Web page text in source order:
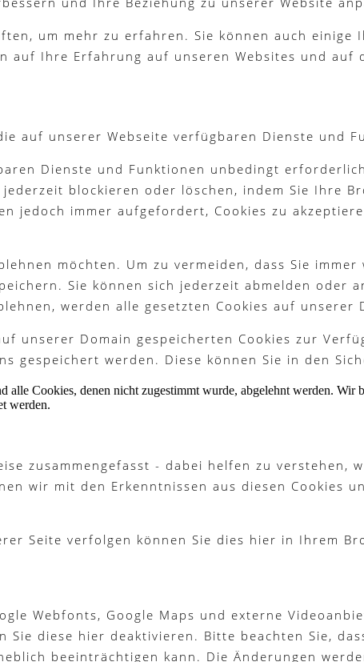
um mehr zu erfahren. Sie können auch einige
auf Ihre Erfahrung auf unseren Websites und auf
auf unserer Webseite verfügbaren Dienste und
Dienste und Funktionen unbedingt
blockieren oder löschen, indem Sie Ihre
jedoch immer aufgefordert, Cookies zu
möchten. Um zu vermeiden, dass Sie
Sie können sich jederzeit abmelden oder
werden alle gesetzten Cookies auf unserer
unserer Domain gespeicherten Cookies zur
gespeichert werden. Diese können Sie in den
Cookies, denen nicht zugestimmt wurde, abgelehnt werden. Wir
werden.
zusammengefasst - dabei helfen zu verstehen,
wir mit den Erkenntnissen aus diesen Cookies
Seite verfolgen können Sie dies hier in Ihrem
Webfonts, Google Maps und externe
diese hier deaktivieren. Bitte beachten Sie,
beeinträchtigen kann. Die Änderungen